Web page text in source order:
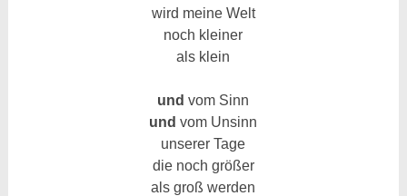
wird meine Welt
noch kleiner
als klein
und vom Sinn
und vom Unsinn
unserer Tage
die noch größer
als groß werden